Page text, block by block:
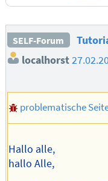
SELF-Forum
localhorst
problematische
Hallo alle,
hallo Alle,